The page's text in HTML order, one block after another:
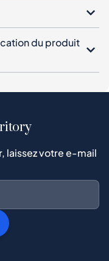
du produit
laissez votre e-mail